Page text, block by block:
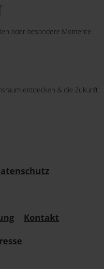
oder besondere Momente
entdecken & die Zukunft
Kontakt